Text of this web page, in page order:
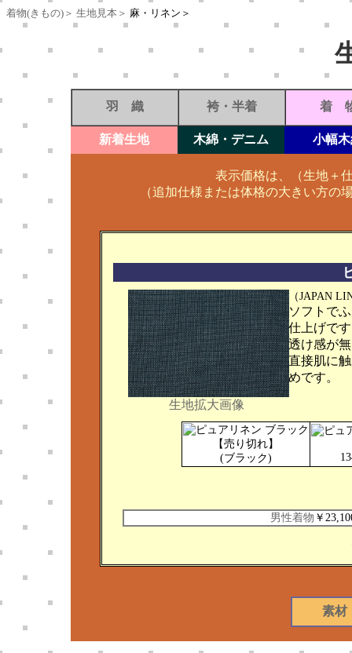
着物(きもの)＞ 生地見本＞ 麻・リネン＞
羽 織 袴・半着 着
新着生地 木綿・デニム 小幅
表示価格は、（生地＋
（追加仕様または体格の大きい方の
生地拡大画像
（JAPAN
ソフトで
仕上げで
透け感が
直接肌に
めです。
【売り切れ】
(ブラック)
男性着物 ￥
素材